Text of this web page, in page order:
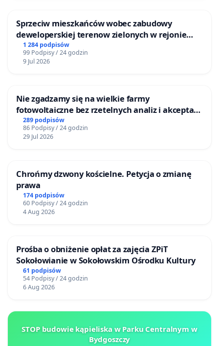
Sprzeciw mieszkańców wobec zabudowy
deweloperskiej terenow zielonych w rejonie
Bulwarów Straceńskich w Bielsku-Białej
1 284 podpisów
99 Podpisy / 24 godzin
9 Jul 2026
Nie zgadzamy się na wielkie farmy
fotowoltaiczne bez rzetelnych analiz i akceptacji
mieszkańców
289 podpisów
86 Podpisy / 24 godzin
29 Jul 2026
Chrońmy dzwony kościelne. Petycja o zmianę
prawa
174 podpisów
60 Podpisy / 24 godzin
4 Aug 2026
Prośba o obniżenie opłat za zajęcia ZPiT
Sokołowianie w Sokołowskim Ośrodku Kultury
61 podpisów
54 Podpisy / 24 godzin
6 Aug 2026
STOP budowie kąpieliska w Parku Centralnym w
Bydgoszczy